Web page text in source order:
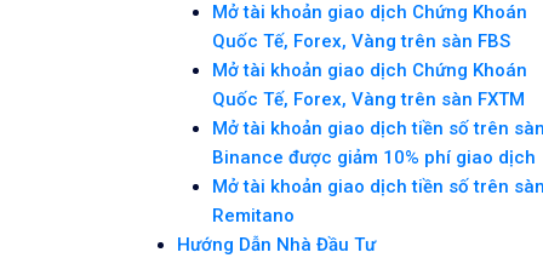
Mở tài khoản giao dịch Chứng Khoán
Quốc Tế, Forex, Vàng trên sàn FBS
Mở tài khoản giao dịch Chứng Khoán
Quốc Tế, Forex, Vàng trên sàn FXTM
Mở tài khoản giao dịch tiền số trên sàn
Binance được giảm 10% phí giao dịch
Mở tài khoản giao dịch tiền số trên sàn
Remitano
Hướng Dẫn Nhà Đầu Tư